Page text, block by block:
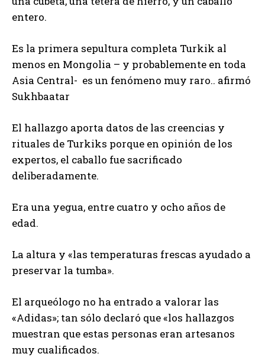
entero.
Es la primera sepultura completa Turkik al
menos en Mongolia – y probablemente en toda
Asia Central- es un fenómeno muy raro.. afirmó
Sukhbaatar
El hallazgo aporta datos de las creencias y
rituales de Turkiks porque en opinión de los
expertos, el caballo fue sacrificado
deliberadamente.
Era una yegua, entre cuatro y ocho años de
edad.
La altura y «las temperaturas frescas ayudado a
preservar la tumba».
El arqueólogo no ha entrado a valorar las
«Adidas»; tan sólo declaró que «los hallazgos
muestran que estas personas eran artesanos
muy cualificados.